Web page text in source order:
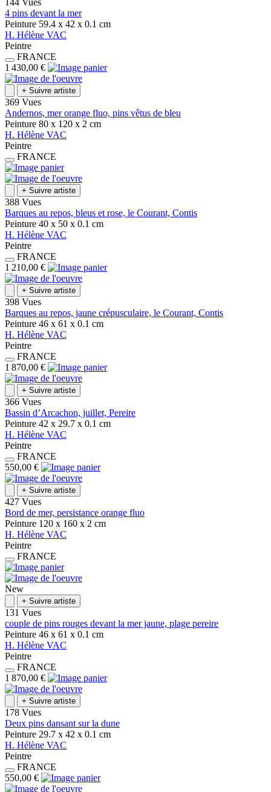
4 pins devant la mer
Peinture 59.4 x 42 x 0.1 cm
H. Hélène VAC
Peintre
FRANCE
1 430,00 €
+ Suivre artiste
369 Vues
Andernos, mer orange fluo, pins vêtus de bleu
Peinture 80 x 120 x 2 cm
H. Hélène VAC
Peintre
FRANCE
+ Suivre artiste
388 Vues
Barques au repos, bleus et rose, le Courant, Contis
Peinture 40 x 50 x 0.1 cm
H. Hélène VAC
Peintre
FRANCE
1 210,00 €
+ Suivre artiste
398 Vues
Barques au repos, jaune crépusculaire, le Courant, Contis
Peinture 46 x 61 x 0.1 cm
H. Hélène VAC
Peintre
FRANCE
1 870,00 €
+ Suivre artiste
366 Vues
Bassin d’Arcachon, juillet, Pereire
Peinture 42 x 29.7 x 0.1 cm
H. Hélène VAC
Peintre
FRANCE
550,00 €
+ Suivre artiste
427 Vues
Bord de mer, persistance orange fluo
Peinture 120 x 160 x 2 cm
H. Hélène VAC
Peintre
FRANCE
New
+ Suivre artiste
131 Vues
couple de pins rouges devant la mer jaune, plage pereire
Peinture 46 x 61 x 0.1 cm
H. Hélène VAC
Peintre
FRANCE
1 870,00 €
+ Suivre artiste
178 Vues
Deux pins dansant sur la dune
Peinture 29.7 x 42 x 0.1 cm
H. Hélène VAC
Peintre
FRANCE
550,00 €